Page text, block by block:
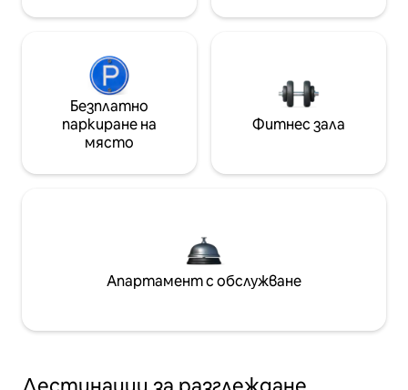
Безплатно
паркиране на
място
Фитнес зала
Апартамент с обслужване